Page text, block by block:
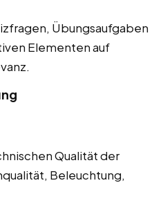
Übungsaufgaben
Elementen auf
Qualität der
Beleuchtung,